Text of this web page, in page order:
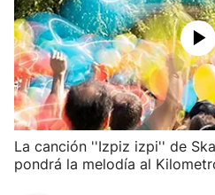
La canción ''Izpiz izpi'' de
pondrá la melodía al